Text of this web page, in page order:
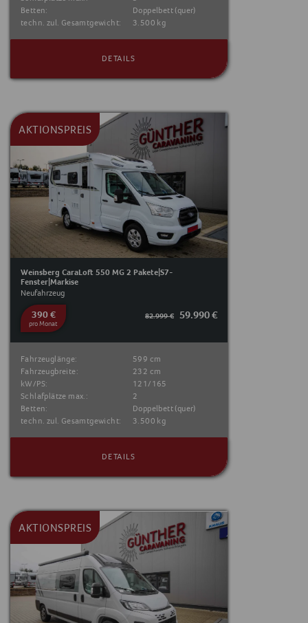
Betten:
Doppelbett (quer)
techn. zul. Gesamtgewicht:
3.500 kg
DETAILS
AKTIONSPREIS
Weinsberg CaraLoft 550 MG 2 Pakete|S7-
Fenster|Markise
Neufahrzeug
390 €
pro Monat
59.990 €
82.999 €
Fahrzeuglänge:
599 cm
Fahrzeugbreite:
232 cm
kW/PS:
121/165
Schlafplätze max.:
2
Betten:
Doppelbett (quer)
techn. zul. Gesamtgewicht:
3.500 kg
DETAILS
AKTIONSPREIS